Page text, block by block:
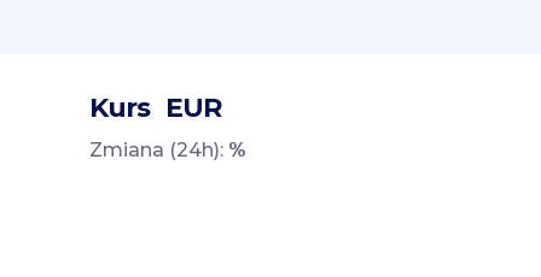
Kurs EUR
Zmiana (24h): %